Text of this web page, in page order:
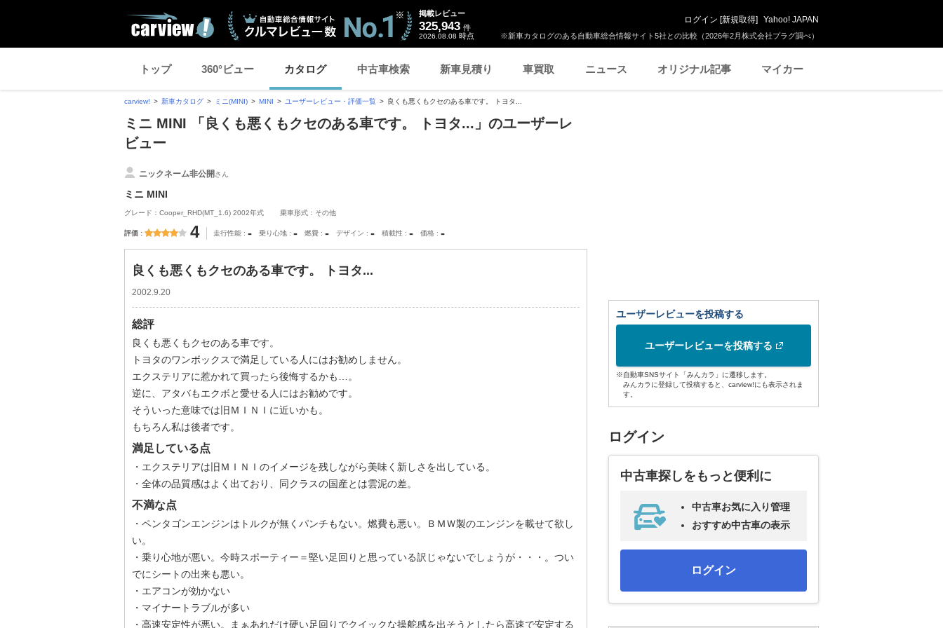
※新車カタログのある自動車総合情報サイト5社との比較（2026年2月株式会社プラグ調べ）
掲載レビュー
325,943 件
2026.08.08 時点
ログイン [新規取得] Yahoo! JAPAN
トップ 360°ビュー カタログ 中古車検索 新車見積り 車買取 ニュース オリジナル記事 マイカー
carview! 新車カタログ ミニ(MINI) MINI ユーザーレビュー・評価一覧 良くも悪くもクセのある車です。 トヨタ...
ミニ MINI 「良くも悪くもクセのある車です。 トヨタ...」のユーザーレ
ビュー
ニックネーム非公開さん
ミニ MINI
グレード：Cooper_RHD(MT_1.6) 2002年式 乗車形式：その他
評価 4 走行性能 - 乗り心地 - 燃費 - デザイン - 積載性 - 価格 -
良くも悪くもクセのある車です。 トヨタ...
2002.9.20
総評
良くも悪くもクセのある車です。
トヨタのワンボックスで満足している人にはお勧めしません。
エクステリアに惹かれて買ったら後悔するかも…。
逆に、アタバもエクボと愛せる人にはお勧めです。
そういった意味では旧ＭＩＮＩに近いかも。
もちろん私は後者です。
満足している点
・エクステリアは旧ＭＩＮＩのイメージを残しながら美味く新しさを出している。
・全体の品質感はよく出ており、同クラスの国産とは雲泥の差。
不満な点
・ペンタゴンエンジンはトルクが無くパンチもない。燃費も悪い。ＢＭＷ製のエンジンを載せて欲し
い。
・乗り心地が悪い。今時スポーティー＝堅い足回りと思っている訳じゃないでしょうが・・・。つい
でにシートの出来も悪い。
・エアコンが効かない
・マイナートラブルが多い
・高速安定性が悪い。まぁあれだけ硬い足回りでクイックな操舵感を出そうとしたら高速で安定する
ユーザーレビューを投稿する
ユーザーレビューを投稿する
※自動車SNSサイト「みんカラ」に遷移します。
みんカラに登録して投稿すると、carview!にも表示されま
す。
ログイン
中古車探しをもっと便利に
中古車お気に入り管理
おすすめ中古車の表示
ログイン